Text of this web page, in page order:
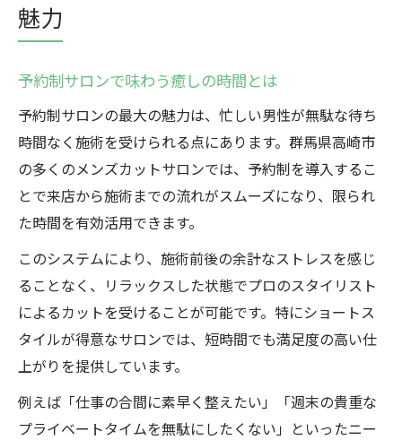
魅力
予約制サロンで味わう癒しの時間とは
予約制サロンの最大の魅力は、忙しい男性が無駄な待ち
時間なく施術を受けられる点にあります。群馬県高崎市
の多くのメンズカットサロンでは、予約制を導入するこ
とで来店から施術までの流れがスムーズになり、限られ
た時間を有効活用できます。
このシステムにより、施術前後の余計なストレスを感じ
ることなく、リラックスした状態でプロのスタイリスト
によるカットを受けることが可能です。特にショートス
タイルが得意なサロンでは、短時間でも満足度の高い仕
上がりを提供しています。
例えば「仕事の合間に素早く整えたい」「週末の貴重な
プライベートタイムを無駄にしたくない」といったニー